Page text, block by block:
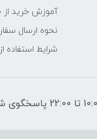
آموزش خرید
نحوه ارسال
شرایط استفاده